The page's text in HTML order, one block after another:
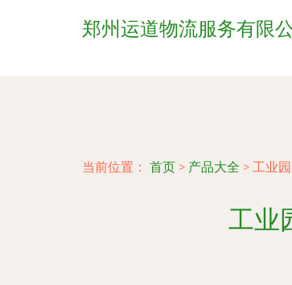
郑州运道物流服务有限
当前位置： 首页 > 产品大全 > 工业
工业